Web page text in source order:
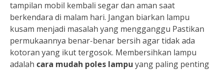
tampilan mobil kembali segar dan aman saat
berkendara di malam hari. Jangan biarkan lampu
kusam menjadi masalah yang mengganggu Pastikan
permukaannya benar-benar bersih agar tidak ada
kotoran yang ikut tergosok. Membersihkan lampu
adalah cara mudah poles lampu yang paling penting